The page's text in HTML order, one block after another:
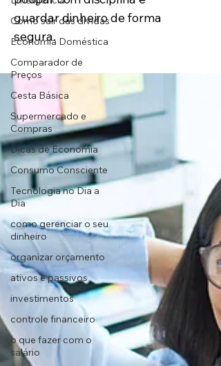
Como sair das dívidas
Economia Doméstica
Comparador de
Preços
Cesta Básica
Supermercado e
Compras
Dicas de Economia
Consumo Consciente
Tecnologia no Dia a
Dia
como gerenciar o seu
dinheiro
organizar orçamento
ativos e passivos
investimentos
controle financeiro
o que fazer com o
salário
guardar dinheiro de forma
segura.